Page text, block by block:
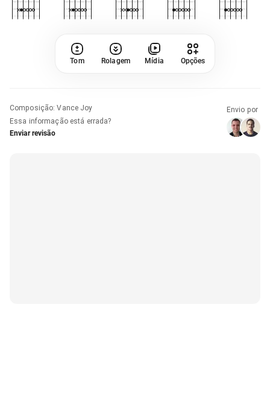
Tom Rolagem Mídia Opções
Composição:Vance Joy
Essa informação está errada?
Enviar revisão
Envio por